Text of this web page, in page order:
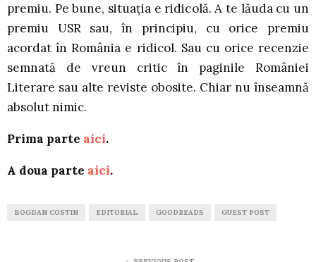
premiu. Pe bune, situația e ridicolă. A te lăuda cu un
premiu USR sau, în principiu, cu orice premiu
acordat în România e ridicol. Sau cu orice recenzie
semnată de vreun critic în paginile României
Literare sau alte reviste obosite. Chiar nu înseamnă
absolut nimic.
Prima parte aici.
A doua parte aici.
BOGDAN COSTIN EDITORIAL GOODREADS GUEST POST